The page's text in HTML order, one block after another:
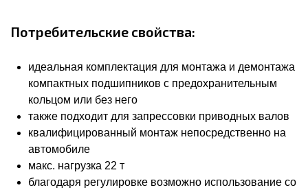
Потребительские свойства:
идеальная комплектация для монтажа и демонтажа
компактных подшипников с предохранительным
кольцом или без него
также подходит для запрессовки приводных валов
квалифицированный монтаж непосредственно на
автомобиле
макс. нагрузка 22 т
благодаря регулировке возможно использование со